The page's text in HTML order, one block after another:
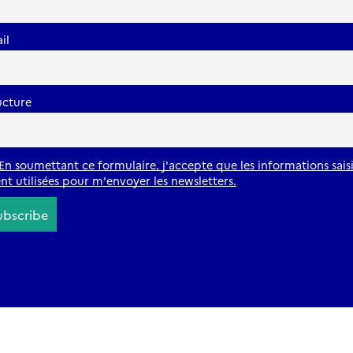
En soumettant ce formulaire, j'accepte que les informations
utilisées pour m'envoyer les newsletters.